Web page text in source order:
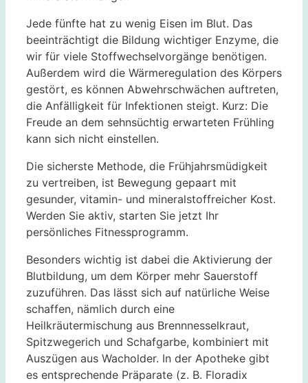
Jede fünfte hat zu wenig Eisen im Blut. Das
beeinträchtigt die Bildung wichtiger Enzyme, die
wir für viele Stoffwechselvorgänge benötigen.
Außerdem wird die Wärmeregulation des Körpers
gestört, es können Abwehrschwächen auftreten,
die Anfälligkeit für Infektionen steigt. Kurz: Die
Freude an dem sehnsüchtig erwarteten Frühling
kann sich nicht einstellen.
Die sicherste Methode, die Frühjahrsmüdigkeit
zu vertreiben, ist Bewegung gepaart mit
gesunder, vitamin- und mineralstoffreicher Kost.
Werden Sie aktiv, starten Sie jetzt Ihr
persönliches Fitnessprogramm.
Besonders wichtig ist dabei die Aktivierung der
Blutbildung, um dem Körper mehr Sauerstoff
zuzuführen. Das lässt sich auf natürliche Weise
schaffen, nämlich durch eine
Heilkräutermischung aus Brennnesselkraut,
Spitzwegerich und Schafgarbe, kombiniert mit
Auszügen aus Wacholder. In der Apotheke gibt
es entsprechende Präparate (z. B. Floradix